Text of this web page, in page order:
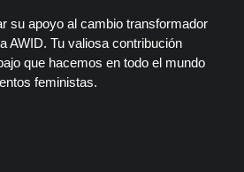
su apoyo al cambio transformador
AWID. Tu valiosa contribución
que hacemos en todo el mundo
feministas.